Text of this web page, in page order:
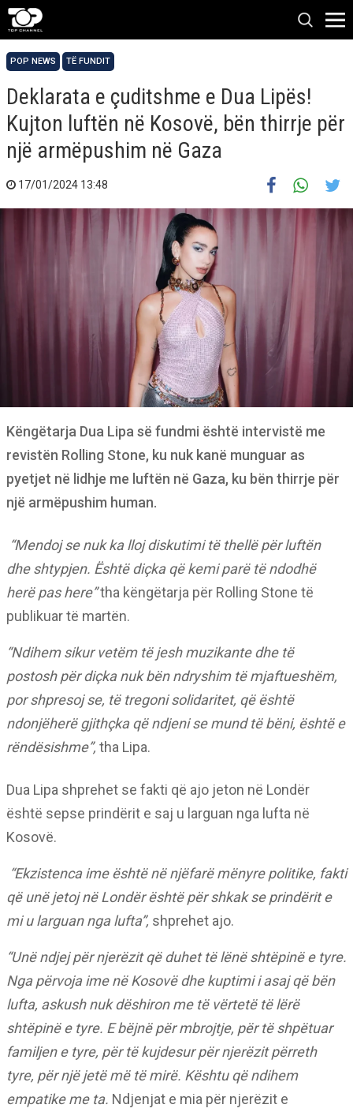
POP NEWS TË FUNDIT
Deklarata e çuditshme e Dua Lipës!
Kujton luftën në Kosovë, bën thirrje për
një armëpushim në Gaza
17/01/2024 13:48
Këngëtarja Dua Lipa së fundmi është intervistë me
revistën Rolling Stone, ku nuk kanë munguar as
pyetjet në lidhje me luftën në Gaza, ku bën thirrje për
një armëpushim human.
“Mendoj se nuk ka lloj diskutimi të thellë për luftën
dhe shtypjen. Është diçka që kemi parë të ndodhë
herë pas here”tha këngëtarja për Rolling Stone të
publikuar të martën.
“Ndihem sikur vetëm të jesh muzikante dhe të
postosh për diçka nuk bën ndryshim të mjaftueshëm,
por shpresoj se, të tregoni solidaritet, që është
ndonjëherë gjithçka që ndjeni se mund të bëni, është e
rëndësishme”, tha Lipa.
Dua Lipa shprehet se fakti që ajo jeton në Londër
është sepse prindërit e saj u larguan nga lufta në
Kosovë.
“Ekzistenca ime është në njëfarë mënyre politike, fakti
që unë jetoj në Londër është për shkak se prindërit e
mi u larguan nga lufta”, shprehet ajo.
“Unë ndjej për njerëzit që duhet të lënë shtëpinë e tyre.
Nga përvoja ime në Kosovë dhe kuptimi i asaj që bën
lufta, askush nuk dëshiron me të vërtetë të lërë
shtëpinë e tyre. E bëjnë për mbrojtje, për të shpëtuar
familjen e tyre, për të kujdesur për njerëzit përreth
tyre, për një jetë më të mirë. Kështu që ndihem
empatike me ta. Ndjenjat e mia për njerëzit e